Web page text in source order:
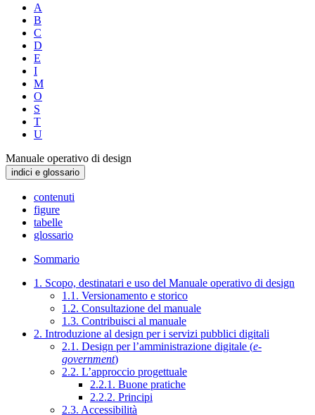
A
B
C
D
E
I
M
O
S
T
U
Manuale operativo di design
indici e glossario
contenuti
figure
tabelle
glossario
Sommario
1. Scopo, destinatari e uso del Manuale operativo di design
1.1. Versionamento e storico
1.2. Consultazione del manuale
1.3. Contribuisci al manuale
2. Introduzione al design per i servizi pubblici digitali
2.1. Design per l’amministrazione digitale (e-
government)
2.2. L’approccio progettuale
2.2.1. Buone pratiche
2.2.2. Principi
2.3. Accessibilità